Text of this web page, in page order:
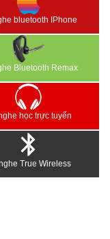
bluetooth IPhone
Bluetooth Remax
học trực tuyến
True Wireless